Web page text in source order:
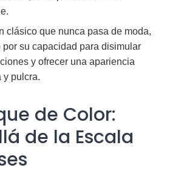
clásico que nunca pasa de moda,
por su capacidad para disimular
y ofrecer una apariencia
y pulcra.
de Color:
de la Escala